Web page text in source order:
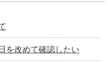
を改めて確認したい